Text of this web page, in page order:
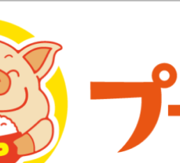
の満腹日記 |
箕面)のランチ＆